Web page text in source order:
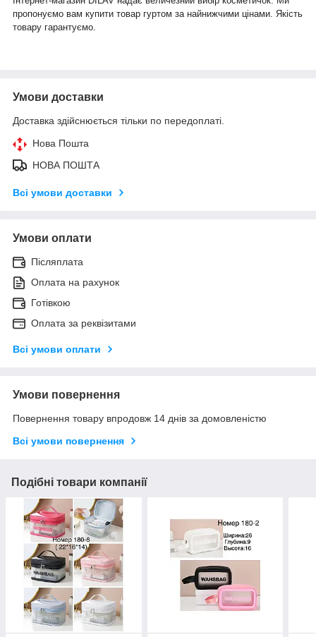
пропонуємо вам купити товар гуртом за найнижчими цінами. Якість
товару гарантуємо.
Умови доставки
Доставка здійснюється тільки по передоплаті.
Нова Пошта
НОВА ПОШТА
Всі умови доставки
Умови оплати
Післяплата
Оплата на рахунок
Готівкою
Оплата за реквізитами
Всі умови оплати
Умови повернення
Повернення товару впродовж 14 днів за домовленістю
Всі умови повернення
Подібні товари компанії